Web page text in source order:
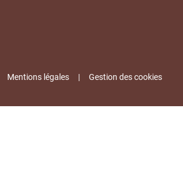
Mentions légales Gestion des cookies